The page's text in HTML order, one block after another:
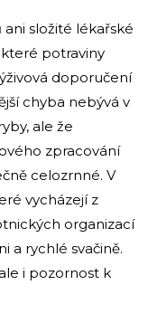
složité lékařské
potraviny
doporučení
chyba nebývá v
ale že
zpracování
celozrnné. V
vycházejí z
organizací
a rychlé svačině.
i pozornost k